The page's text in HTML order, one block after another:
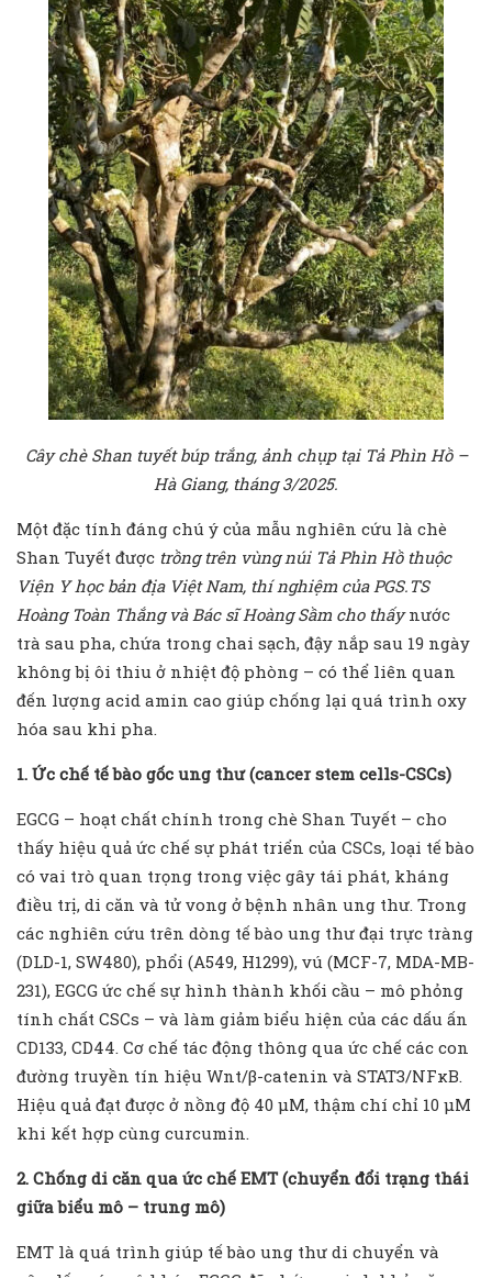
Cây chè Shan tuyết búp trắng, ảnh chụp tại Tả Phìn Hồ –
Hà Giang, tháng 3/2025.
Một đặc tính đáng chú ý của mẫu nghiên cứu là chè
Shan Tuyết được trồng trên vùng núi Tả Phìn Hồ thuộc
Viện Y học bản địa Việt Nam, thí nghiệm của PGS.TS
Hoàng Toàn Thắng và Bác sĩ Hoàng Sầm cho thấynước
trà sau pha, chứa trong chai sạch, đậy nắp sau 19 ngày
không bị ôi thiu ở nhiệt độ phòng – có thể liên quan
đến lượng acid amin cao giúp chống lại quá trình oxy
hóa sau khi pha.
1. Ức chế tế bào gốc ung thư (cancer stem cells-CSCs)
EGCG – hoạt chất chính trong chè Shan Tuyết – cho
thấy hiệu quả ức chế sự phát triển của CSCs, loại tế bào
có vai trò quan trọng trong việc gây tái phát, kháng
điều trị, di căn và tử vong ở bệnh nhân ung thư. Trong
các nghiên cứu trên dòng tế bào ung thư đại trực tràng
(DLD-1, SW480), phổi (A549, H1299), vú (MCF-7, MDA-MB-
231), EGCG ức chế sự hình thành khối cầu – mô phỏng
tính chất CSCs – và làm giảm biểu hiện của các dấu ấn
CD133, CD44. Cơ chế tác động thông qua ức chế các con
đường truyền tín hiệu Wnt/β-catenin và STAT3/NFκB.
Hiệu quả đạt được ở nồng độ 40 µM, thậm chí chỉ 10 µM
khi kết hợp cùng curcumin.
2. Chống di căn qua ức chế EMT (chuyển đổi trạng thái
giữa biểu mô – trung mô)
EMT là quá trình giúp tế bào ung thư di chuyển và